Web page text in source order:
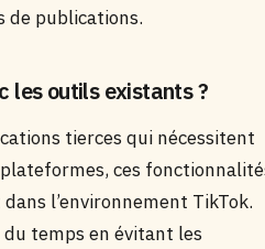
de publications.
les outils existants ?
tierces qui nécessitent
ces
l’environnement TikTok.
temps en évitant les